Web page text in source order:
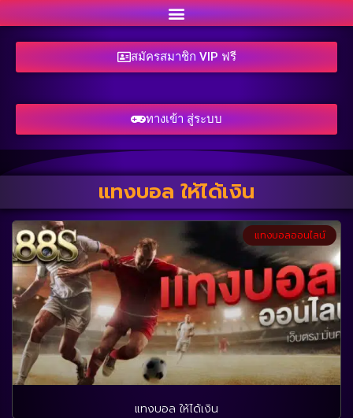
สมัครสมาชิก VIP ฟรี
ทางเข้า สู่ระบบ
แทงบอล ให้ได้เงิน
แทงบอลออนไลน์
แทงบอล ให้ได้เงิน